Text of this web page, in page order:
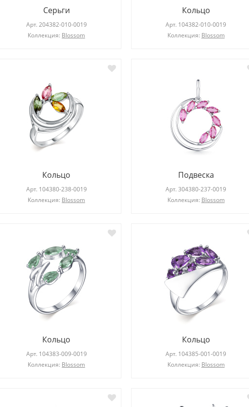
Серьги
Арт. 204382-010-0019
Коллекция: Blossom
Кольцо
Арт. 104382-010-0019
Коллекция: Blossom
Кольцо
Арт. 104380-238-0019
Коллекция: Blossom
Подвеска
Арт.304380-237-0019
Коллекция: Blossom
Кольцо
Арт. 104383-009-0019
Коллекция: Blossom
Кольцо
Арт. 104385-001-0019
Коллекция: Blossom